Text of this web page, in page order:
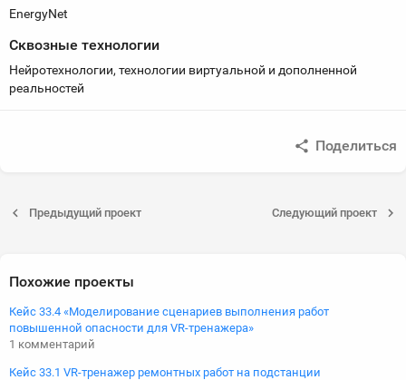
EnergyNet
Сквозные технологии
Нейротехнологии, технологии виртуальной и дополненной
реальностей
Поделиться
Предыдущий проект Следующий проект
Похожие проекты
Кейс 33.4 «Моделирование сценариев выполнения работ
повышенной опасности для VR-тренажера»
1 комментарий
Кейс 33.1 VR-тренажер ремонтных работ на подстанции